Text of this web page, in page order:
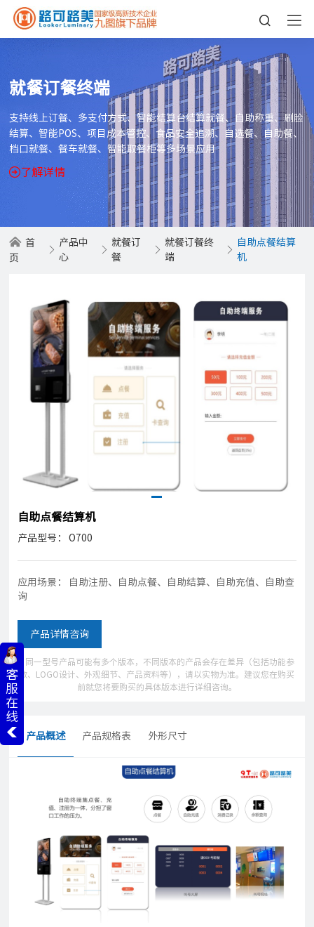
就餐订餐终端
支持线上订餐、多支付方式、智能结算台结算就餐、自助称重、刷脸
结算、智能POS、项目成本管控、食品安全追溯、自选餐、自助餐、
档口就餐、餐车就餐、智能取餐柜等多场景应用
了解详情
首
页
产品中
心
就餐订
餐
就餐订餐终
端
自助点餐结算
机
自助点餐结算机
产品型号： O700
应用场景： 自助注册、自助点餐、自助结算、自助充值、自助查
询
产品详情咨询
* 同一型号产品可能有多个版本，不同版本的产品会存在差异（包括功能参
数、LOGO设计、外观细节、产品资料等），请以实物为准。建议您在购买
前就您将要购买的具体版本进行详细咨询。
产品概述 产品规格表 外形尺寸
客
服
在
线